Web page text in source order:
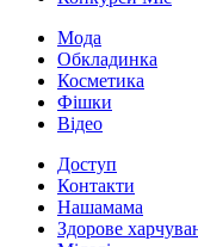
Мода
Обкладинка
Косметика
Фішки
Відео
Доступ
Контакти
Нашамама
Здорове